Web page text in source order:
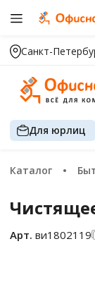
Санкт-
Для юрлиц
Каталог
Арт. ви1802119